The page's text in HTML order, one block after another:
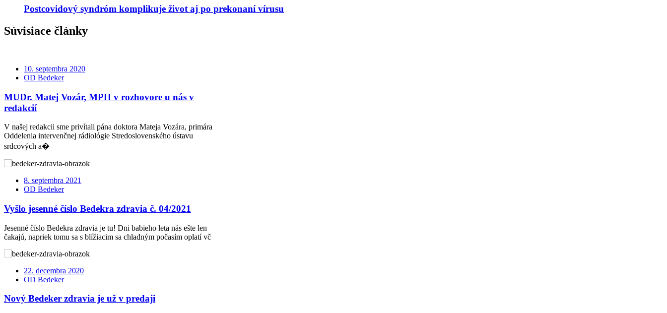
Postcovidový syndróm komplikuje život aj po prekonaní vírusu
Súvisiace články
10. septembra 2020
OD Bedeker
MUDr. Matej Vozár, MPH v rozhovore u nás v
redakcií
V našej redakcii sme privítali pána doktora Mateja Vozára, primára
Oddelenia intervenčnej rádiológie Stredoslovenského ústavu
srdcových a�
8. septembra 2021
OD Bedeker
Vyšlo jesenné číslo Bedekra zdravia č. 04/2021
Jesenné číslo Bedekra zdravia je tu! Dni babieho leta nás ešte len
čakajú, napriek tomu sa s blížiacim sa chladným počasím oplatí vč
22. decembra 2020
OD Bedeker
Nový Bedeker zdravia je už v predaji